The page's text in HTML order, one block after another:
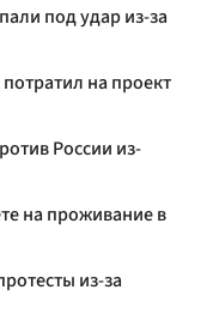
под удар из-за
на проект
России из-
на проживание в
из-за